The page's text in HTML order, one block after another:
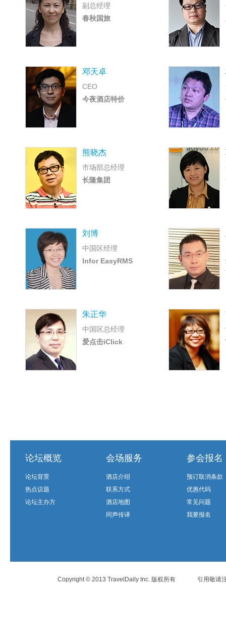
副总经理
春秋国旅
邓天卓
CEO
今夜酒店特价
熊晓杰
市场部总经理
长隆集团
刘博
中国区经理
Infor EasyRMS
朱正华
中国区总经理
爱点击iClick
论坛概览
论坛背景
热点议题
论坛主办方
会场服务
酒店介绍
联系方式
酒店地图
同声传译
参会报名
预订取消条款
优惠代码
常见问题
我要报名
Copyright © 2013 TravelDaily Inc. 版权所有 引用敬请